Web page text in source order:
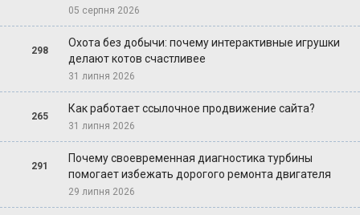
05 серпня 2026
298
Охота без добычи: почему интерактивные игрушки
делают котов счастливее
31 липня 2026
265
Как работает ссылочное продвижение сайта?
31 липня 2026
291
Почему своевременная диагностика турбины
помогает избежать дорогого ремонта двигателя
29 липня 2026